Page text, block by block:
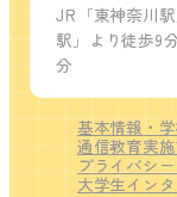
JR「東神奈川
駅」より徒歩9
分
基本情報・
通信教育実
プライバシ
大学生イン